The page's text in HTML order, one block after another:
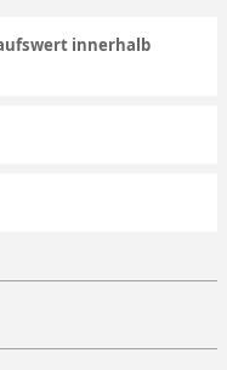
innerhalb